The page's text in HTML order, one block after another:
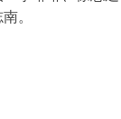
。